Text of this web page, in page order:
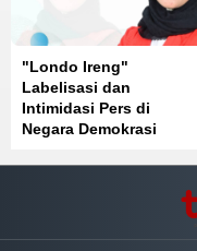
"Londo Ireng"
Labelisasi dan
Intimidasi Pers di
Negara Demokrasi